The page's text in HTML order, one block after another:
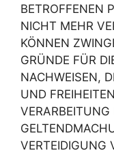
BETROFFENEN
NICHT MEHR
KÖNNEN
GRÜNDE FÜR
NACHWEISEN,
UND
VERARBEITUNG
VERTEIDIGUNG